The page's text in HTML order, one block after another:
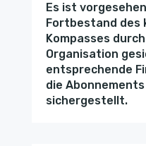
Es ist
Fortbestand des
Kompasses
Organisation
entsprechende
die
sichergestellt.